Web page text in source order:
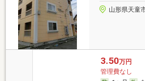
山形県天童
3.50万円
管理費なし